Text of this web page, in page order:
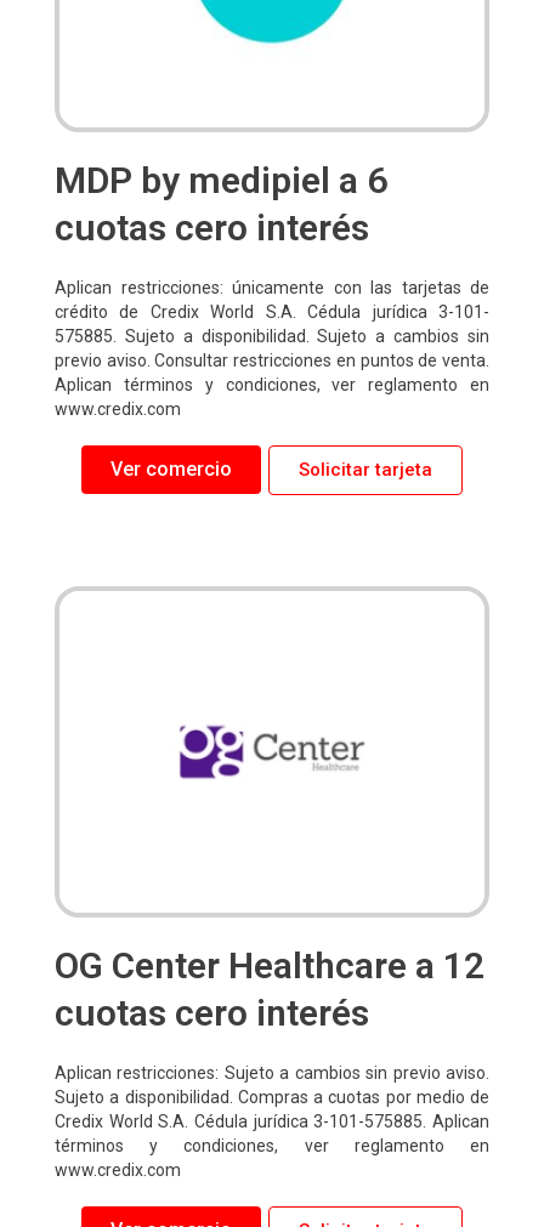
MDP by medipiel a 6
cuotas cero interés
Aplican restricciones: únicamente con las tarjetas de
crédito de Credix World S.A. Cédula jurídica 3-101-
575885. Sujeto a disponibilidad. Sujeto a cambios sin
previo aviso. Consultar restricciones en puntos de venta.
Aplican términos y condiciones, ver reglamento en
www.credix.com
Ver comercio Solicitar tarjeta
OG Center Healthcare a 12
cuotas cero interés
Aplican restricciones: Sujeto a cambios sin previo aviso.
Sujeto a disponibilidad. Compras a cuotas por medio de
Credix World S.A. Cédula jurídica 3-101-575885. Aplican
términos y condiciones, ver reglamento en
www.credix.com